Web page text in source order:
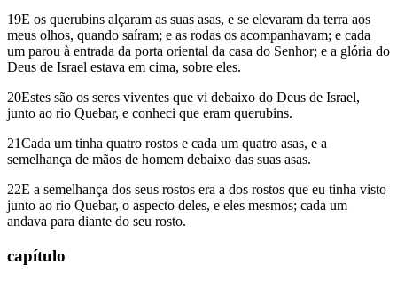
19E os querubins alçaram as suas asas, e se elevaram da terra aos
meus olhos, quando saíram; e as rodas os acompanhavam; e cada
um parou à entrada da porta oriental da casa do Senhor; e a glória do
Deus de Israel estava em cima, sobre eles.
20Estes são os seres viventes que vi debaixo do Deus de Israel,
junto ao rio Quebar, e conheci que eram querubins.
21Cada um tinha quatro rostos e cada um quatro asas, e a
semelhança de mãos de homem debaixo das suas asas.
22E a semelhança dos seus rostos era a dos rostos que eu tinha visto
junto ao rio Quebar, o aspecto deles, e eles mesmos; cada um
andava para diante do seu rosto.
capítulo